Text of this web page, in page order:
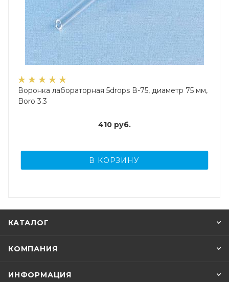
Воронка лабораторная 5drops В-75, диаметр 75 мм,
Boro 3.3
410руб.
В КОРЗИНУ
КАТАЛОГ
КОМПАНИЯ
ИНФОРМАЦИЯ